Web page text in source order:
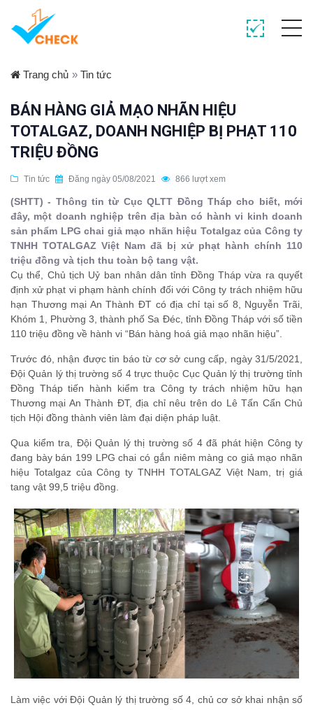
Trang chủ » Tin tức
BÁN HÀNG GIẢ MẠO NHÃN HIỆU
TOTALGAZ, DOANH NGHIỆP BỊ PHẠT 110
TRIỆU ĐỒNG
Tin tức Đăng ngày 05/08/2021 866 lượt xem
(SHTT) - Thông tin từ Cục QLTT Đồng Tháp cho biết, mới
đây, một doanh nghiệp trên địa bàn có hành vi kinh doanh
sản phẩm LPG chai giả mạo nhãn hiệu Totalgaz của Công ty
TNHH TOTALGAZ Việt Nam đã bị xử phạt hành chính 110
triệu đồng và tịch thu toàn bộ tang vật.
Cụ thể, Chủ tịch Uỷ ban nhân dân tỉnh Đồng Tháp vừa ra quyết
định xử phạt vi phạm hành chính đối với Công ty trách nhiệm hữu
hạn Thương mại An Thành ĐT có địa chỉ tại số 8, Nguyễn Trãi,
Khóm 1, Phường 3, thành phố Sa Đéc, tỉnh Đồng Tháp với số tiền
110 triệu đồng về hành vi “Bán hàng hoá giả mạo nhãn hiệu”.
Trước đó, nhận được tin báo từ cơ sở cung cấp, ngày 31/5/2021,
Đội Quản lý thị trường số 4 trực thuộc Cục Quản lý thị trường tỉnh
Đồng Tháp tiến hành kiểm tra Công ty trách nhiệm hữu hạn
Thương mại An Thành ĐT, địa chỉ nêu trên do Lê Tấn Cẩn Chủ
tịch Hội đồng thành viên làm đại diện pháp luật.
Qua kiểm tra, Đội Quản lý thị trường số 4 đã phát hiện Công ty
đang bày bán 199 LPG chai có gắn niêm màng co giả mạo nhãn
hiệu Totalgaz của Công ty TNHH TOTALGAZ Việt Nam, trị giá
tang vật 99,5 triệu đồng.
Làm việc với Đội Quản lý thị trường số 4, chủ cơ sở khai nhận số